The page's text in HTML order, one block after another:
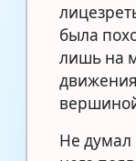
была
лишь на
Не думал